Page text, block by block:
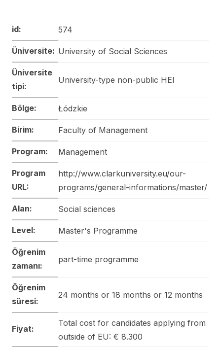
id: 574
Üniversite: University of Social Sciences
Üniversite
tipi:
University-type non-public HEI
Bölge: Łódzkie
Birim: Faculty of Management
Program: Management
Program
URL:
http://www.clarkuniversity.eu/our-
programs/general-informations/master/
Alan: Social sciences
Level: Master's Programme
Öğrenim
zamanı:
part-time programme
Öğrenim
süresi:
24 months or 18 months or 12 months
Fiyat:
Total cost for candidates applying from
outside of EU: € 8.300